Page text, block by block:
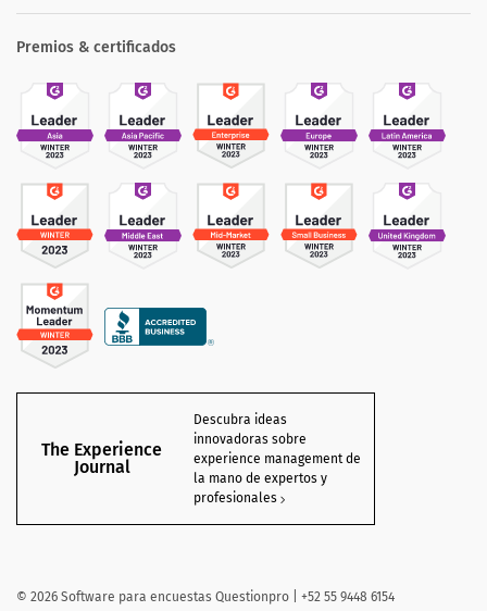
Premios & certificados
The Experience
Journal
Descubra ideas
innovadoras sobre
experience management de
la mano de expertos y
profesionales
© 2026 Software para encuestas Questionpro | +52 55 9448 6154